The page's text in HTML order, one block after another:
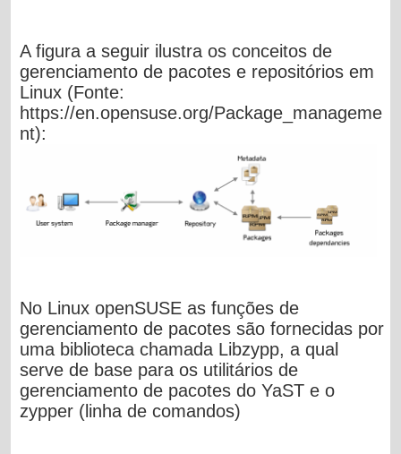
A figura a seguir ilustra os conceitos de
gerenciamento de pacotes e repositórios em
Linux (Fonte:
https://en.opensuse.org/Package_manageme
nt):
No Linux openSUSE as funções de
gerenciamento de pacotes são fornecidas por
uma biblioteca chamada Libzypp, a qual
serve de base para os utilitários de
gerenciamento de pacotes do YaST e o
zypper (linha de comandos)